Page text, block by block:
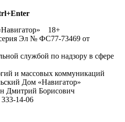
18+
Эл № ФС77-73469 от
службой по надзору в сфере
и массовых коммуникаций
Дом «Навигатор»
Дмитрий Борисович
14-06